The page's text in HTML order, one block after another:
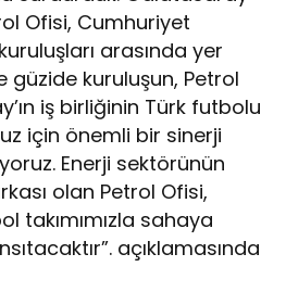
Ofisi, Cumhuriyet
arasında yer
güzide kuruluşun, Petrol
iş birliğinin Türk futbolu
için önemli bir sinerji
Enerji sektörünün
olan Petrol Ofisi,
takımımızla sahaya
açıklamasında